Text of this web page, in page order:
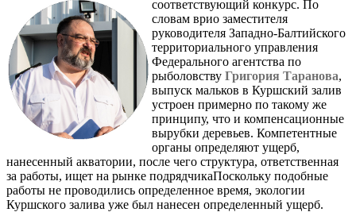
соответствующий конкурс. По
словам врио заместителя
руководителя Западно-Балтийского
территориального управления
Федерального агентства по
рыболовству Григория Таранова,
выпуск мальков в Куршский залив
устроен примерно по такому же
принципу, что и компенсационные
вырубки деревьев. Компетентные
органы определяют ущерб,
нанесенный акватории, после чего структура, ответственная
за работы, ищет на рынке подрядчикаПоскольку подобные
работы не проводились определенное время, экологии
Куршского залива уже был нанесен определенный ущерб.